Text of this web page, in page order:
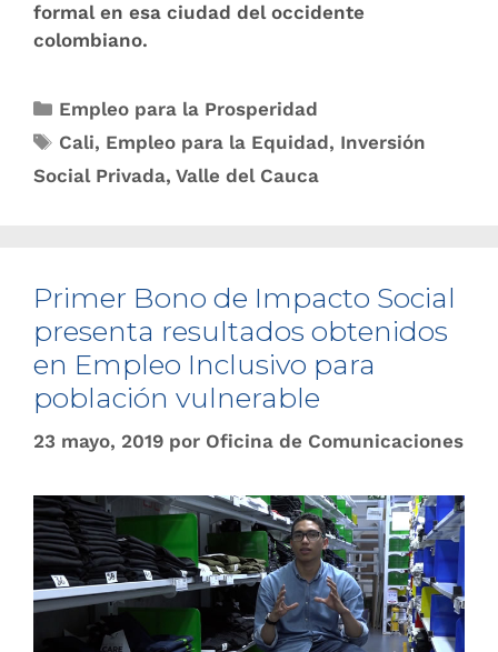
formal en esa ciudad del occidente
colombiano.
Empleo para la Prosperidad
Cali, Empleo para la Equidad, Inversión
Social Privada, Valle del Cauca
Primer Bono de Impacto So​cial
presenta resultados obtenidos
en Empleo Inclusivo para
población vulnerable
23 mayo, 2019 por Oficina de Comunicaciones